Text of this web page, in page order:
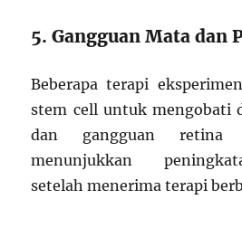
5. Gangguan Mata dan
Beberapa terapi
stem cell untuk mengobati
dan gangguan retina
menunjukkan
setelah menerima terapi